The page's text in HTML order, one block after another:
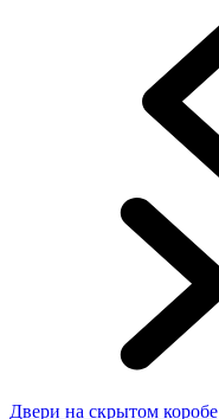
Двери на скрытом коробе